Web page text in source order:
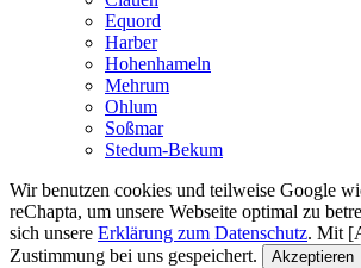
Equord
Harber
Hohenhameln
Mehrum
Ohlum
Soßmar
Stedum-Bekum
Wir benutzen cookies und teilweise Google
reChapta, um unsere Webseite optimal zu
sich unsere Erklärung zum Datenschutz. Mit
Zustimmung bei uns gespeichert.
Akzeptieren